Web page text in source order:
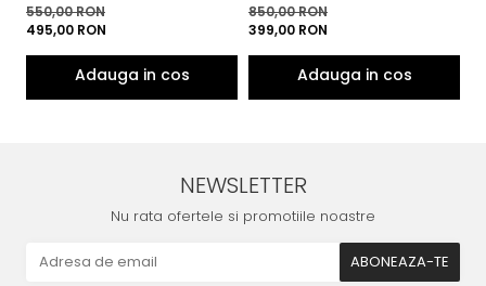
550,00 RON
495,00 RON
850,00 RON
399,00 RON
NEWSLETTER
Nu rata ofertele si promotiile noastre